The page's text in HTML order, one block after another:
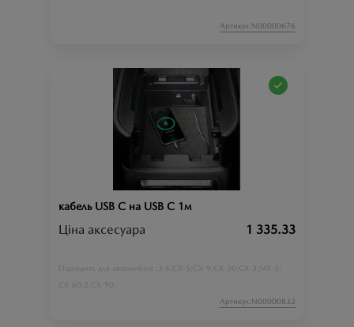
Артикул:N00000676
кабель USB C на USB C 1м
Ціна аксесуара 1 335.33
Підходить для автомобіля : 3; 6; CX-5; CX-9; CX-30; CX-3;
MX-5;
CX-60;
2; CX-90;
Артикул:N00000832